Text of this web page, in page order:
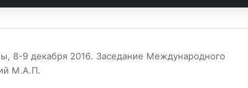
8-9 декабря 2016. Заседание Международного
М.А.П.